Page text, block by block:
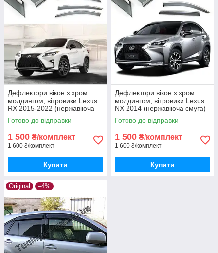
Дефлектори вікон з хром
молдингом, вітровики Lexus
RX 2015-2022 (нержавіюча
смуга)
Готово до відправки
1 500 ₴/комплект
1 600 ₴/комплект
Купити
Дефлектори вікон з хром
молдингом, вітровики Lexus
NX 2014 (нержавіюча смуга)
Готово до відправки
1 500 ₴/комплект
1 600 ₴/комплект
Купити
Original –4%